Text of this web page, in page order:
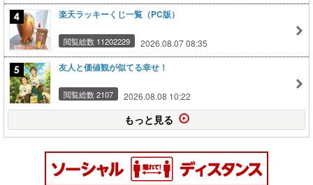
楽天ラッキーくじ一覧（PC版）
閲覧総数 11202229 2026.08.07 08:35
友人と価値観が似てる幸せ！
閲覧総数 2107 2026.08.08 10:22
もっと見る